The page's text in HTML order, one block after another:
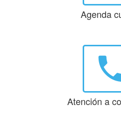
Agenda
Atención a